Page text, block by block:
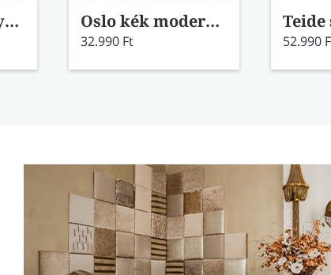
Regal kék szőnyeg 83008/6151 160x230 Oslo kék modern szőnyeg 63618/8656 80x150
32.990 Ft 52.990